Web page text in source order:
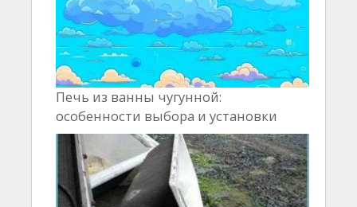
Печь из ванны чугунной:
особенности выбора и установки